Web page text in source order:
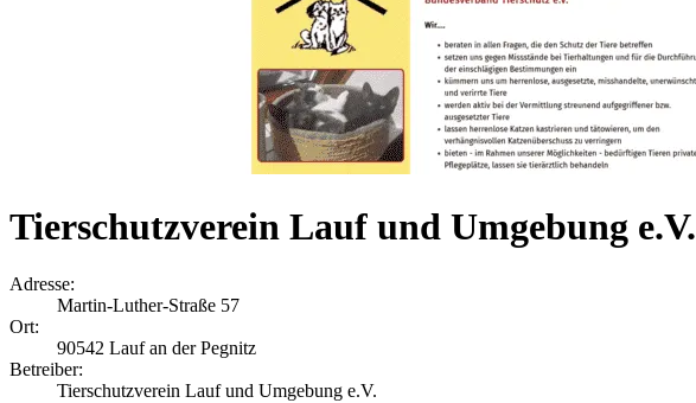
Tierschutzverein Lauf und Umgebung e.V.
Adresse:
Martin-Luther-Straße 57
Ort:
90542 Lauf an der Pegnitz
Betreiber:
Tierschutzverein Lauf und Umgebung e.V.